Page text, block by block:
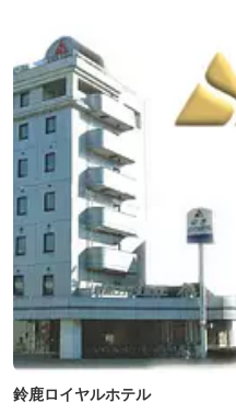
鈴鹿ロイヤルホテル